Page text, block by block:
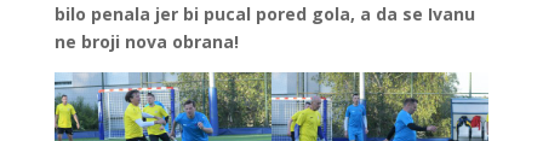
bilo penala jer bi pucal pored gola, a da se Ivanu
ne broji nova obrana!